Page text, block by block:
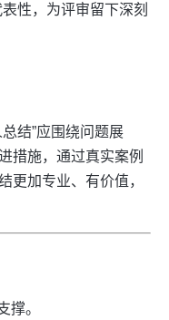
性，为评审留下深刻
结”应围绕问题展
措施，通过真实案例
更加专业、有价值，
撑。